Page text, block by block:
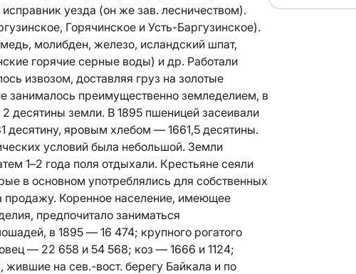
уезда (он же зав. лесничеством).
Горячинское и Усть-Баргузинское).
молибден, железо, исландский шпат,
горячие серные воды) и др. Работали
извозом, доставляя груз на золотые
занималось преимущественно земледелием, в
десятины земли. В 1895 пшеницей засеивали
яровым хлебом — 1661,5 десятины.
условий была небольшой. Земли
1–2 года поля отдыхали. Крестьяне сеяли
в основном употреблялись для собственных
Коренное население, имеющее
предпочитало заниматься
в 1895 — 16 474; крупного рогатого
— 22 658 и 54 568; коз — 1666 и 1124;
, жившие на сев.-вост. берегу Байкала и по